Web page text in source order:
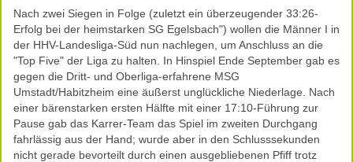
Nach zwei Siegen in Folge (zuletzt ein überzeugender 33:26-
Erfolg bei der heimstarken SG Egelsbach") wollen die Männer I in
der HHV-Landesliga-Süd nun nachlegen, um Anschluss an die
"Top Five" der Liga zu halten. In Hinspiel Ende September gab es
gegen die Dritt- und Oberliga-erfahrene MSG
Umstadt/Habitzheim eine äußerst unglückliche Niederlage. Nach
einer bärenstarken ersten Hälfte mit einer 17:10-Führung zur
Pause gab das Karrer-Team das Spiel im zweiten Durchgang
fahrlässig aus der Hand; wurde aber in den Schlusssekunden
nicht gerade bevorteilt durch einen ausgebliebenen Pfiff trotz